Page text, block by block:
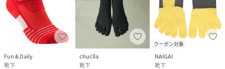
Fun & Daily
靴下
chuclla
靴下
クーポン対象
NAIGAI
靴下